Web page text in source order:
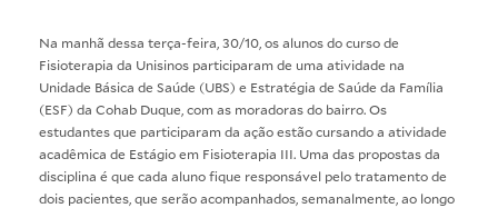
Na manhã dessa terça-feira, 30/10, os alunos do curso de
Fisioterapia da Unisinos participaram de uma atividade na
Unidade Básica de Saúde (UBS) e Estratégia de Saúde da Família
(ESF) da Cohab Duque, com as moradoras do bairro. Os
estudantes que participaram da ação estão cursando a atividade
acadêmica de Estágio em Fisioterapia III. Uma das propostas da
disciplina é que cada aluno fique responsável pelo tratamento de
dois pacientes, que serão acompanhados, semanalmente, ao longo